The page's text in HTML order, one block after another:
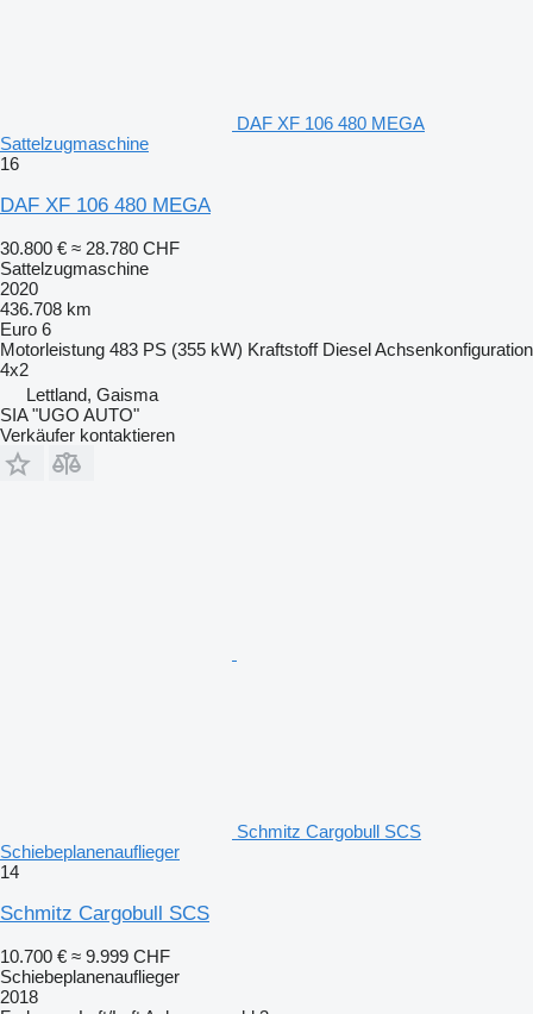
DAF XF 106 480 MEGA
Sattelzugmaschine
16
DAF XF 106 480 MEGA
30.800 € ≈ 28.780 CHF
Sattelzugmaschine
2020
436.708 km
Euro 6
Motorleistung 483 PS (355 kW) Kraftstoff DieselAchsenkonfiguration
4x2
Lettland, Gaisma
SIA "UGO AUTO"
Verkäufer kontaktieren
Schmitz Cargobull SCS
Schiebeplanenauflieger
14
Schmitz Cargobull SCS
10.700 € ≈ 9.999 CHF
Schiebeplanenauflieger
2018